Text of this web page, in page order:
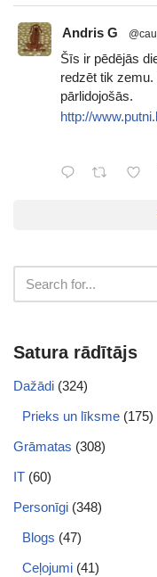
Andris G
Šīs ir pēdējās
redzēt tik
pārlidojošās.
http://
Satura rādītājs
Dažādi (324)
Prieks un līksme (175)
Grāmatas (308)
IT (60)
Personīgi (348)
Blogs (47)
Ceļojumi (41)